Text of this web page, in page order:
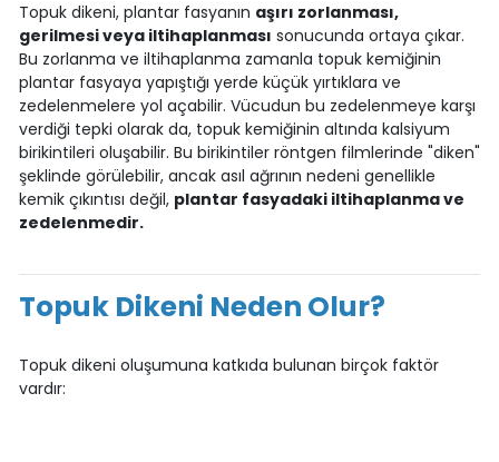
Topuk dikeni, plantar fasyanın aşırı zorlanması,
gerilmesi veya iltihaplanması sonucunda ortaya çıkar.
Bu zorlanma ve iltihaplanma zamanla topuk kemiğinin
plantar fasyaya yapıştığı yerde küçük yırtıklara ve
zedelenmelere yol açabilir. Vücudun bu zedelenmeye karşı
verdiği tepki olarak da, topuk kemiğinin altında kalsiyum
birikintileri oluşabilir. Bu birikintiler röntgen filmlerinde "diken"
şeklinde görülebilir, ancak asıl ağrının nedeni genellikle
kemik çıkıntısı değil, plantar fasyadaki iltihaplanma ve
zedelenmedir.
Topuk Dikeni Neden Olur?
Topuk dikeni oluşumuna katkıda bulunan birçok faktör
vardır: